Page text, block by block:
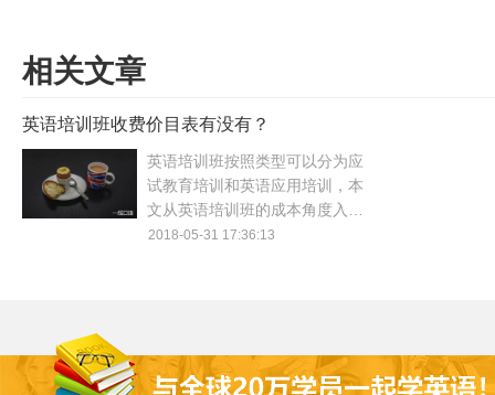
相关文章
英语培训班收费价目表有没有？
英语培训班按照类型可以分为应
试教育培训和英语应用培训，本
文从英语培训班的成本角度入
手，帮助大家了解英语培训班收
2018-05-31 17:36:13